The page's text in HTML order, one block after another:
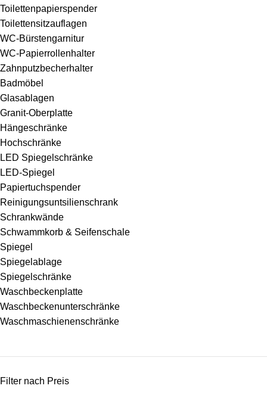
Toilettenpapierspender
Toilettensitzauflagen
WC-Bürstengarnitur
WC-Papierrollenhalter
Zahnputzbecherhalter
Badmöbel
Glasablagen
Granit-Oberplatte
Hängeschränke
Hochschränke
LED Spiegelschränke
LED-Spiegel
Papiertuchspender
Reinigungsuntsilienschrank
Schrankwände
Schwammkorb & Seifenschale
Spiegel
Spiegelablage
Spiegelschränke
Waschbeckenplatte
Waschbeckenunterschränke
Waschmaschienenschränke
Filter nach Preis